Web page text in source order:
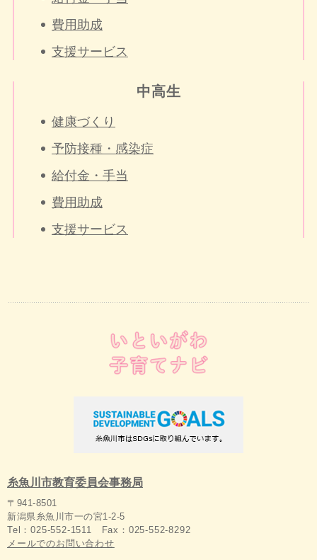
費用助成
支援サービス
中高生
健康づくり
予防接種・感染症
給付金・手当
費用助成
支援サービス
糸魚川市教育委員会事務局
〒941-8501
新潟県糸魚川市一の宮1-2-5
Tel：025-552-1511 Fax：025-552-8292
メールでのお問い合わせ